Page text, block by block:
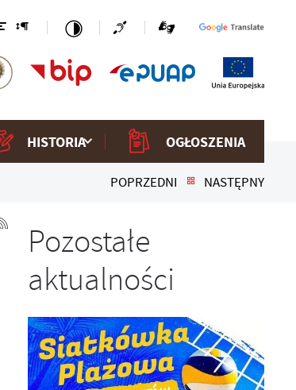
HISTORIA OGŁOSZENIA
POPRZEDNI NASTĘPNY
Pozostałe
aktualności